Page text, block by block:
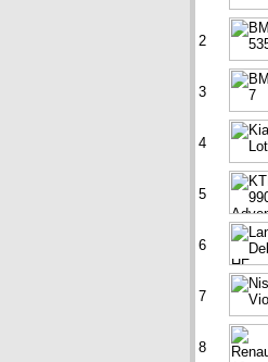
2
3
4
5
6
7
8